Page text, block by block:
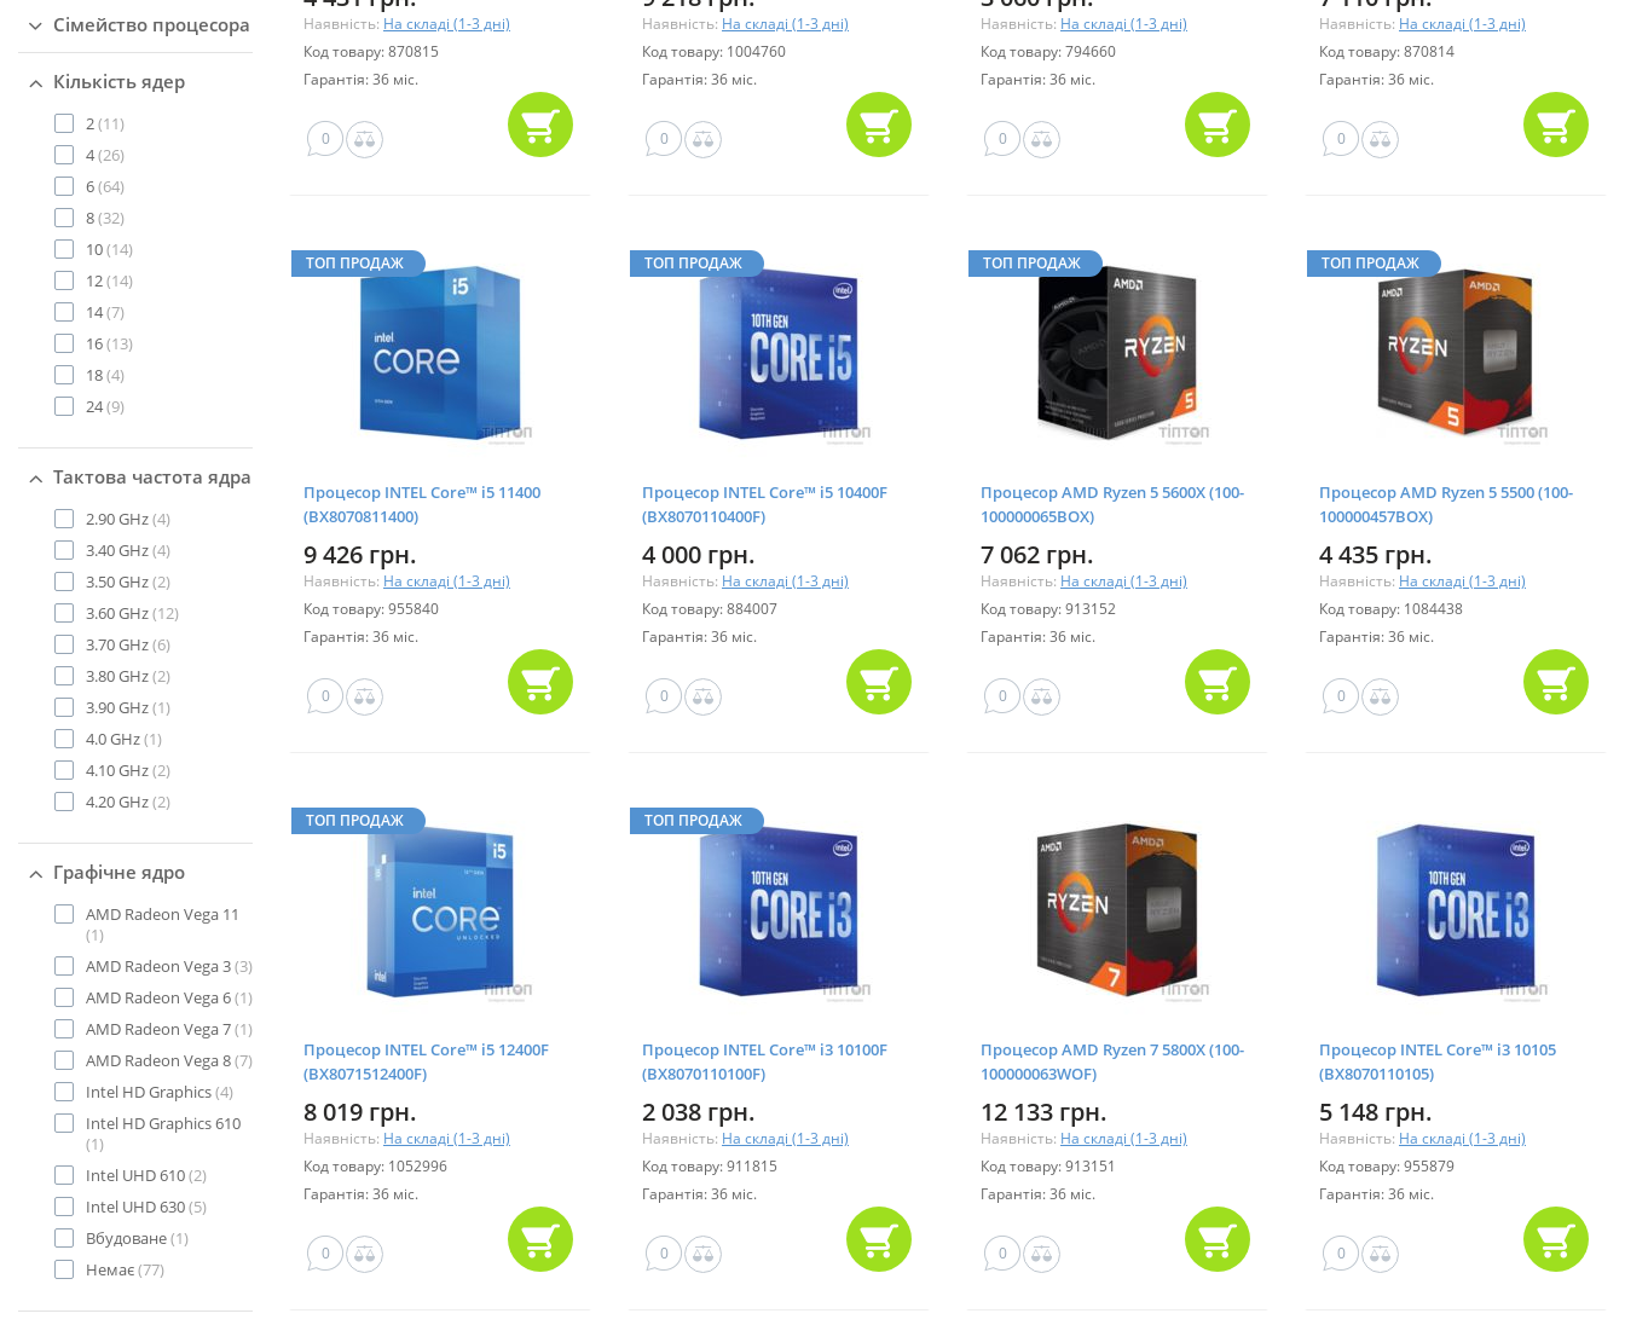
Сімейство процесора
Кількість ядер
2(11)
4(26)
6(64)
8(32)
10(14)
12(14)
14(7)
16(13)
18(4)
24(9)
Тактова частота ядра
2.90 GHz(4)
3.40 GHz(4)
3.50 GHz(2)
3.60 GHz(12)
3.70 GHz(6)
3.80 GHz(2)
3.90 GHz(1)
4.0 GHz(1)
4.10 GHz(2)
4.20 GHz(2)
Графічне ядро
AMD Radeon Vega 11
(1)
AMD Radeon Vega 3(3)
AMD Radeon Vega 6(1)
AMD Radeon Vega 7(1)
AMD Radeon Vega 8(7)
Intel HD Graphics(4)
Intel HD Graphics 610
(1)
Intel UHD 610(2)
Intel UHD 630(5)
Вбудоване(1)
Немає(77)
Наявність: На складі (1-3 дні)
Код товару: 870815
Гарантія: 36 міс.
0
Наявність: На складі (1-3 дні)
Код товару: 1004760
Гарантія: 36 міс.
0
Наявність: На складі (1-3 дні)
Код товару: 794660
Гарантія: 36 міс.
0
Наявність: На складі (1-3 дні)
Код товару: 870814
Гарантія: 36 міс.
0
ТОП ПРОДАЖ
Процесор INTEL Core™ i5 11400
(BX8070811400)
9 426 грн.
Наявність: На складі (1-3 дні)
Код товару: 955840
Гарантія: 36 міс.
0
ТОП ПРОДАЖ
Процесор INTEL Core™ i5 10400F
(BX8070110400F)
4 000 грн.
Наявність: На складі (1-3 дні)
Код товару: 884007
Гарантія: 36 міс.
0
ТОП ПРОДАЖ
Процесор AMD Ryzen 5 5600X (100-
100000065BOX)
7 062 грн.
Наявність: На складі (1-3 дні)
Код товару: 913152
Гарантія: 36 міс.
0
ТОП ПРОДАЖ
Процесор AMD Ryzen 5 5500 (100-
100000457BOX)
4 435 грн.
Наявність: На складі (1-3 дні)
Код товару: 1084438
Гарантія: 36 міс.
0
ТОП ПРОДАЖ
Процесор INTEL Core™ i5 12400F
(BX8071512400F)
8 019 грн.
Наявність: На складі (1-3 дні)
Код товару: 1052996
Гарантія: 36 міс.
0
ТОП ПРОДАЖ
Процесор INTEL Core™ i3 10100F
(BX8070110100F)
2 038 грн.
Наявність: На складі (1-3 дні)
Код товару: 911815
Гарантія: 36 міс.
0
Процесор AMD Ryzen 7 5800X (100-
100000063WOF)
12 133 грн.
Наявність: На складі (1-3 дні)
Код товару: 913151
Гарантія: 36 міс.
0
Процесор INTEL Core™ i3 10105
(BX8070110105)
5 148 грн.
Наявність: На складі (1-3 дні)
Код товару: 955879
Гарантія: 36 міс.
0